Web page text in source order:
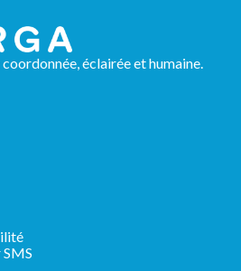
éclairée et humaine.